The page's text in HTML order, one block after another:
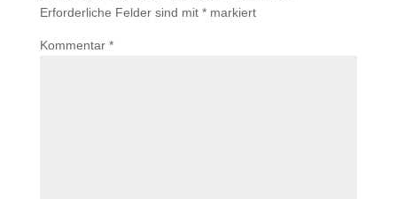
Erforderliche Felder sind mit *markiert
Kommentar *